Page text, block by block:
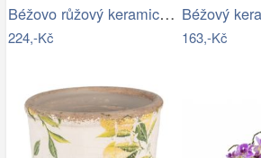
Béžovo růžový keramický květináč se…
224,-Kč 163,-Kč